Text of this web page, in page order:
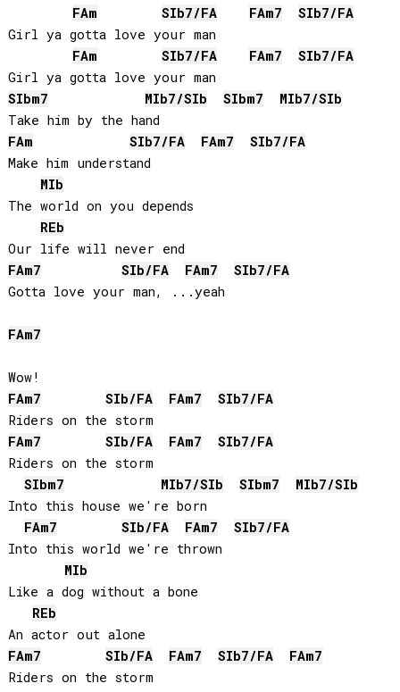
FAm SIb7/FA FAm7 SIb7/FA
Girl ya gotta love your man
FAm SIb7/FA FAm7 SIb7/FA
SIbm7 MIb7/SIb SIbm7 MIb7/SIb
FAm SIb7/FA FAm7 SIb7/FA
Make him understand
MIb
The world on you depends
REb
FAm7 SIb/FA FAm7 SIb7/FA
Gotta love your man, ...yeah
FAm7
FAm7 SIb/FA FAm7 SIb7/FA
FAm7 SIb/FA FAm7 SIb7/FA
Riders on the storm
SIbm7 MIb7/SIb SIbm7 MIb7/SIb
Into this house we're born
FAm7 SIb/FA FAm7 SIb7/FA
Into this world we're thrown
MIb
Like a dog without a bone
REb
FAm7 SIb/FA FAm7 SIb7/FA FAm7
Riders on the storm